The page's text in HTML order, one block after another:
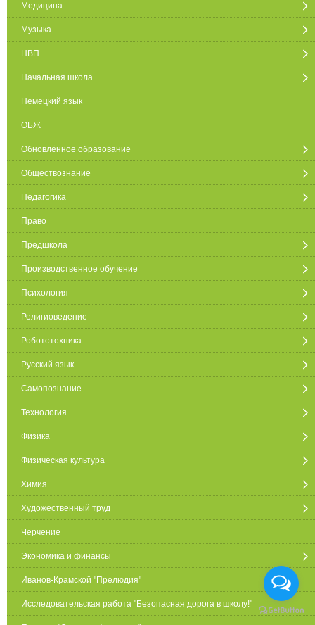
Медицина
Музыка
НВП
Начальная школа
Немецкий язык
ОБЖ
Обновлённое образование
Обществознание
Педагогика
Право
Предшкола
Производственное обучение
Психология
Религиоведение
Робототехника
Русский язык
Самопознание
Технология
Физика
Физическая культура
Химия
Художественный труд
Черчение
Экономика и финансы
Иванов-Крамской "Прелюдия"
Исследовательская работа "Безопасная дорога в школу!"